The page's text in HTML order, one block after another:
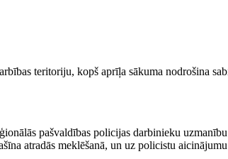
teritoriju, kopš aprīļa sākuma nodrošina
pašvaldības policijas darbinieku
atradās meklēšanā, un uz policistu